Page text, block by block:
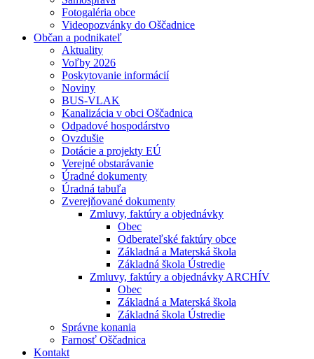
Fotogaléria obce
Videopozvánky do Oščadnice
Občan a podnikateľ
Aktuality
Voľby 2026
Poskytovanie informácií
Noviny
BUS-VLAK
Kanalizácia v obci Oščadnica
Odpadové hospodárstvo
Ovzdušie
Dotácie a projekty EÚ
Verejné obstarávanie
Úradné dokumenty
Úradná tabuľa
Zverejňované dokumenty
Zmluvy, faktúry a objednávky
Obec
Odberateľské faktúry obce
Základná a Materská škola
Základná škola Ústredie
Zmluvy, faktúry a objednávky ARCHÍV
Obec
Základná a Materská škola
Základná škola Ústredie
Správne konania
Farnosť Oščadnica
Kontakt